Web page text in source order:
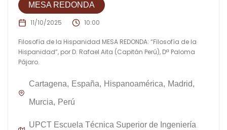
MESA REDONDA
11/10/2025 10:00
Filosofía de la Hispanidad MESA REDONDA: “Filosofía de la
Hispanidad”, por D. Rafael Aita (Capitán Perú), Dª Paloma
Pájaro.
Cartagena España Hispanoamérica Madrid
Murcia Perú
UPCT Escuela Técnica Superior de Ingeniería